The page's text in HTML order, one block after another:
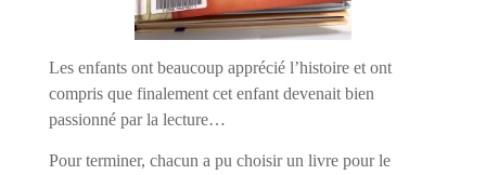
Les enfants ont beaucoup apprécié l’histoire et ont
compris que finalement cet enfant devenait bien
passionné par la lecture…
Pour terminer, chacun a pu choisir un livre pour le